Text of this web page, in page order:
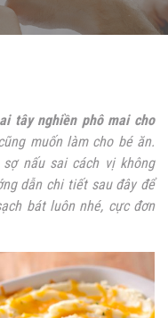
tây nghiền phô mai cho
muốn làm cho bé ăn.
nấu sai cách vị không
dẫn chi tiết sau đây để
bát luôn nhé, cực đơn